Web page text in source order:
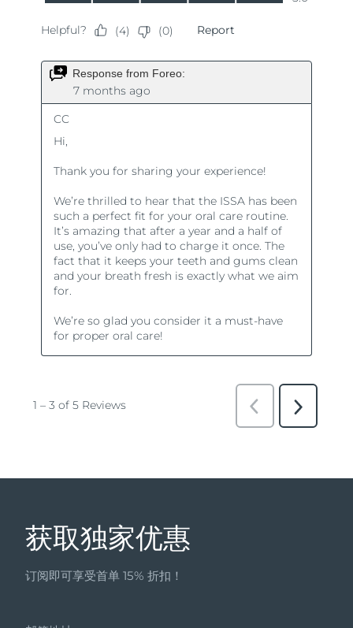
获取独家优惠
订阅即可享受首单 15% 折扣！